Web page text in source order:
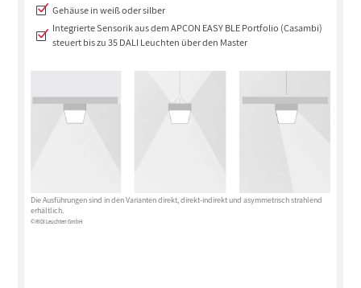
Gehäuse in weiß oder silber
Integrierte Sensorik aus dem APCON EASY BLE Portfolio (Casambi)
steuert bis zu 35 DALI Leuchten über den Master
Die Ausführungen sind in den Varianten direkt, direkt-indirekt und asymmetrisch strahlend
erhältlich.
© RIDI Leuchten GmbH